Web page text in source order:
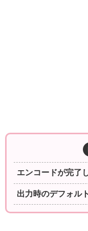
エンコードが完了
出力時のデフォル